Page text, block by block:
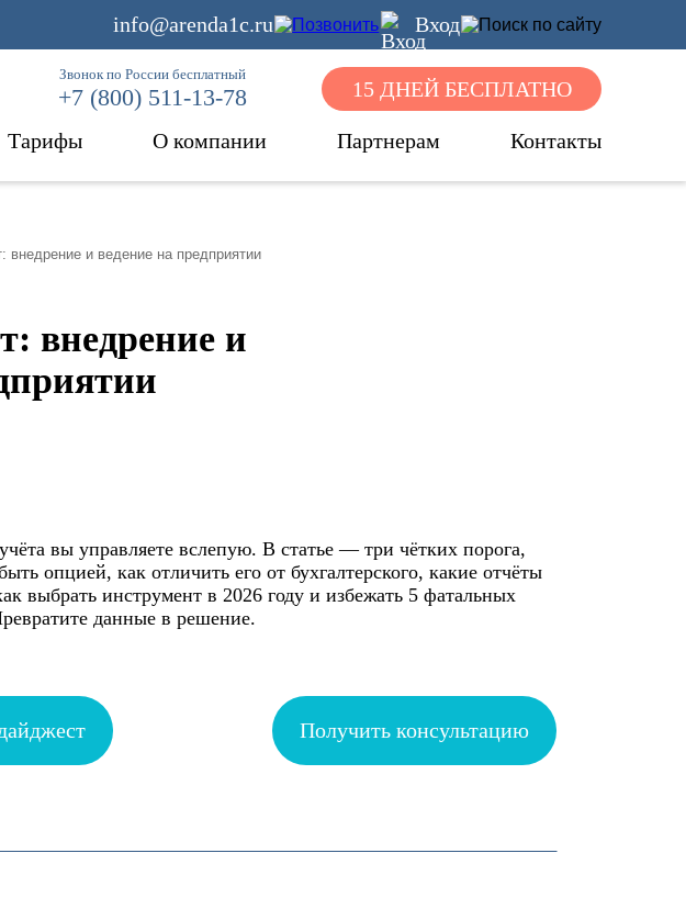
info@arenda1c.ru Вход
Звонок по России бесплатный
+7 (800) 511-13-78 15 ДНЕЙ БЕСПЛАТНО
Тарифы О компании Партнерам Контакты
внедрение и ведение на предприятии
внедрение и
вы управляете вслепую. В статье — три чётких порога,
опцией, как отличить его от бухгалтерского, какие отчёты
выбрать инструмент в 2026 году и избежать 5 фатальных
данные в решение.
Получить консультацию